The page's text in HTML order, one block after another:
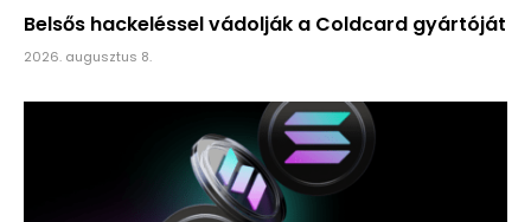
Belsős hackeléssel vádolják a Coldcard gyártóját
2026. augusztus 8.